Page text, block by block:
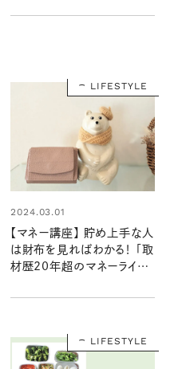
LIFESTYLE
2024.03.01
【マネー講座】 貯め上手な人
は財布を見ればわかる！ 「取
材歴20年超のマネーライタ
LIFESTYLE